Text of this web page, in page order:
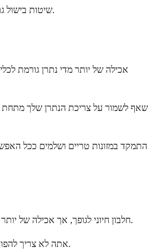
שיטות בישול גם משנות. הרתחת ירקות עשירים באוקסלט יכולה להפחית את תכולת האוקסלט שלהם בכ-30 עד 50 אחוז, מכיוון שחלק מהאוקסלט חודר למים הבישול. אידוי פחות יעיל, אך עדיין מועיל.
אכילה של יותר מדי נתרן גורמת
התמקד במזונות טריים ושלמים ככל
חלבון חיוני לגופך, אך אכילה של יותר מדי חלבון מהחי עלולה להגביר את הסיכון לסוגים מסוימים של אבני כליה. חלבון מהחי מעלה את רמות חומצת השתן והסידן בשתן שלך תוך הורדת ציטראט, חומר המסייע במניעת אבנים.
אתה לא צריך להפוך לצמחוני, אבל ניהול גודל המנות עוזר. מנה של בשר, עוף או דג צריכה להיות בגודל של חפיסת קלפים, בערך 3 עד 4 גרם. נסה למלא את שאר הצלחת שלך בירקות, דגנים מלאים וקטניות.